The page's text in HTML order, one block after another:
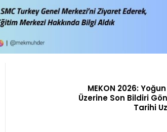
MEKON 2026:
Üzerine Son Bildiri
Tarihi